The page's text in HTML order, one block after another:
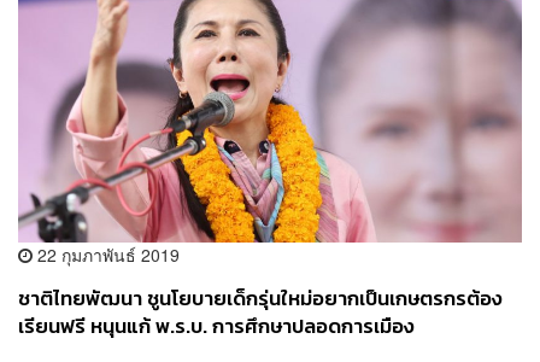
22 กุมภาพันธ์ 2019
ชาติไทยพัฒนา ชูนโยบายเด็กรุ่นใหม่อยากเป็นเกษตรกรต้อง
เรียนฟรี หนุนแก้ พ.ร.บ. การศึกษาปลอดการเมือง